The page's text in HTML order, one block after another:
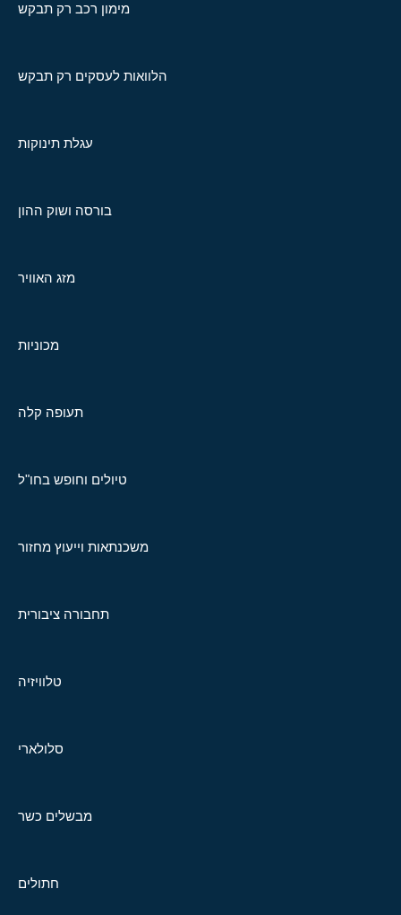
מימון רכב רק תבקש
הלוואות לעסקים רק תבקש
עגלת תינוקות
בורסה ושוק ההון
מזג האוויר
מכוניות
תעופה קלה
טיולים וחופש בחו"ל
משכנתאות וייעוץ מחזור
תחבורה ציבורית
טלוויזיה
סלולארי
מבשלים כשר
חתולים